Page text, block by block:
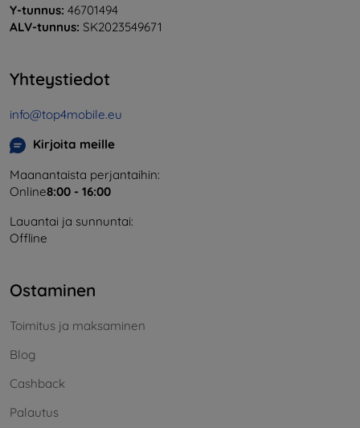
Y-tunnus: 46701494
ALV-tunnus: SK2023549671
Yhteystiedot
info@top4mobile.eu
Kirjoita meille
Maanantaista perjantaihin:
Online8:00 - 16:00
Lauantai ja sunnuntai:
Offline
Ostaminen
Toimitus ja maksaminen
Blog
Cashback
Palautus